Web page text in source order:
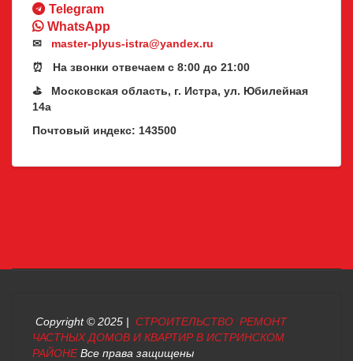
Telegram
WhatsApp
✉ master-plyus-istra@yandex.ru
⏰ На звонки отвечаем с 8:00 до 21:00
⛳ Московская область, г. Истра, ул. Юбилейная
14а
Почтовый индекс: 143500
Copyright © 2025 | СТРОИТЕЛЬСТВО РЕМОНТ
ЧАСТНЫХ ДОМОВ И КВАРТИР В ИСТРИНСКОМ
РАЙОНЕВсе права защищены